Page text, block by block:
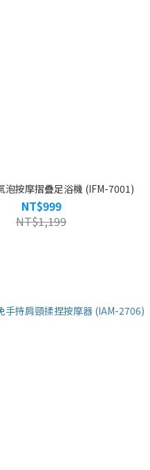
泡按摩摺疊足浴機 (IFM-7001)
NT$999
NT$1,199